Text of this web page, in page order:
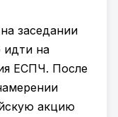
заседании
идти на
ЕСПЧ. После
акцию